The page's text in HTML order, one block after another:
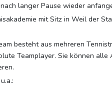
langer Pause wieder
mit Sitz in Weil der
besteht aus mehreren
Teamplayer. Sie können